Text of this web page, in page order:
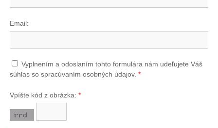
Email:
Vyplnením a odoslaním tohto formulára nám udeľujete Váš
súhlas so spracúvaním osobných údajov. *
Vpíšte kód z obrázka: *